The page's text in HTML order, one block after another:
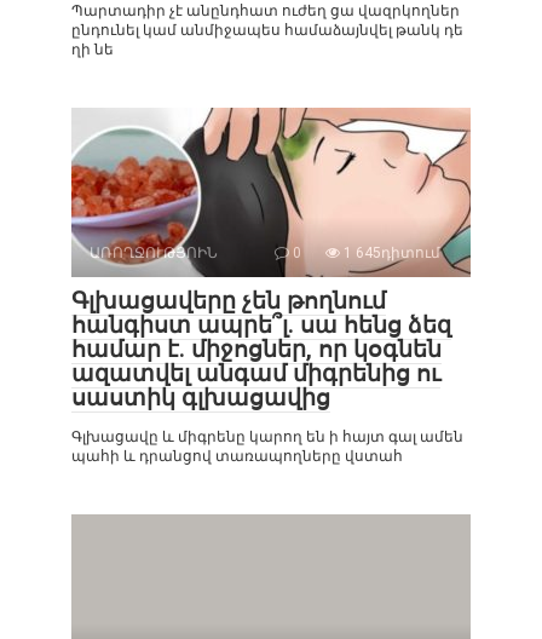
Պարտադիր չէ անընդհատ ուժեղ ցա վազրկողներ
ընդունել կամ անմիջապես համաձայնվել թանկ դե
ղի նե
ԱՌՈՂՋՈՒԹՅՈԻՆ 0 1 645դիտում
Գլխացավերը չեն թողնում
հանգիստ ապրե՞լ. սա հենց ձեզ
համար է. միջոցներ, որ կօգնեն
ազատվել անգամ միգրենից ու
սաստիկ գլխացավից
Գլխացավը և միգրենը կարող են ի հայտ գալ ամեն
պահի և դրանցով տառապողները վստահ